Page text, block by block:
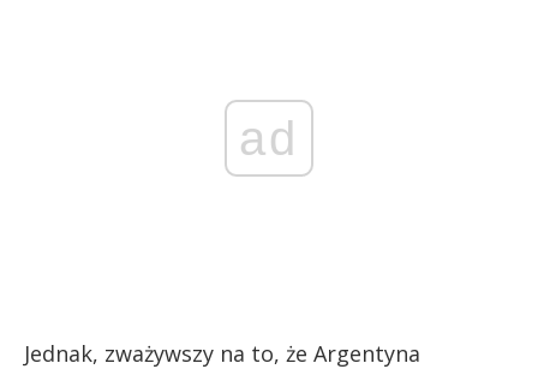
ad
Jednak, zważywszy na to, że Argentyna